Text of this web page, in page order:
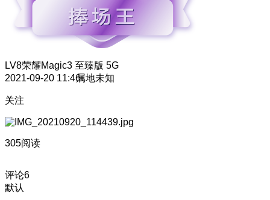
LV8荣耀Magic3 至臻版 5G
2021-09-20 11:46属地未知
关注
305阅读
评论6
默认